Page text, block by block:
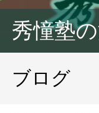
秀憧塾
ブログ